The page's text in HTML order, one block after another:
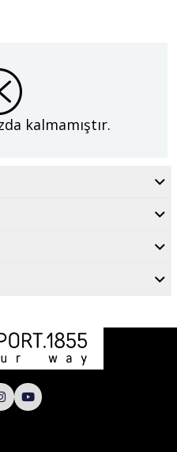
kalmamıştır.